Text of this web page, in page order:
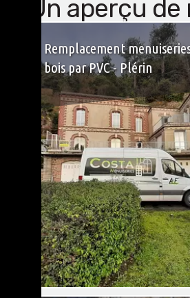
Un aperçu
Remplacement
bois par PVC - Plérin